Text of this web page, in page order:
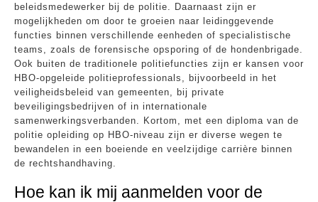
beleidsmedewerker bij de politie. Daarnaast zijn er
mogelijkheden om door te groeien naar leidinggevende
functies binnen verschillende eenheden of specialistische
teams, zoals de forensische opsporing of de hondenbrigade.
Ook buiten de traditionele politiefuncties zijn er kansen voor
HBO-opgeleide politieprofessionals, bijvoorbeeld in het
veiligheidsbeleid van gemeenten, bij private
beveiligingsbedrijven of in internationale
samenwerkingsverbanden. Kortom, met een diploma van de
politie opleiding op HBO-niveau zijn er diverse wegen te
bewandelen in een boeiende en veelzijdige carrière binnen
de rechtshandhaving.
Hoe kan ik mij aanmelden voor de